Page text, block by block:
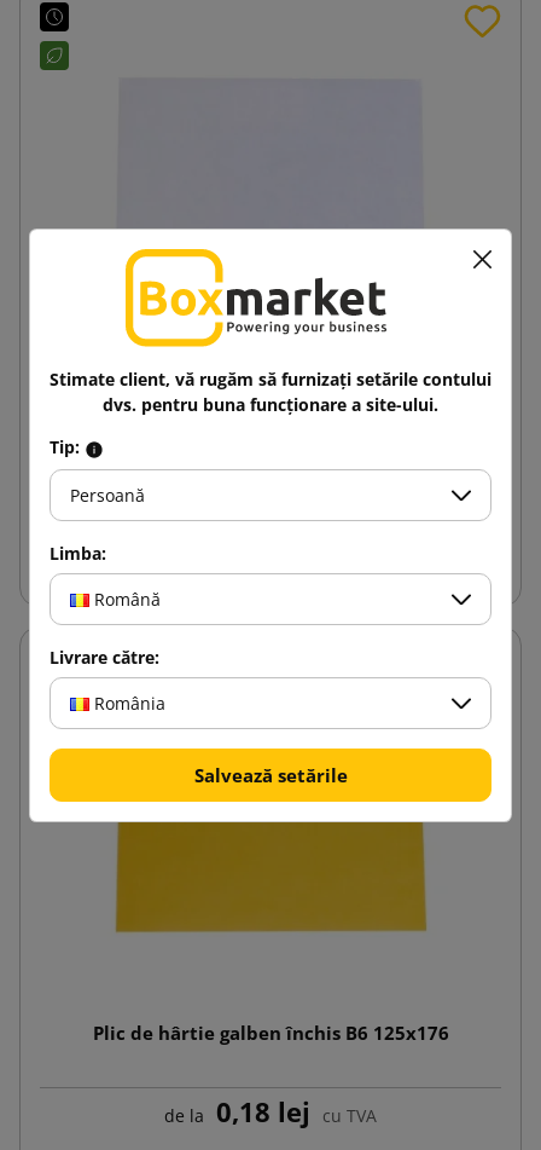
Plic alb de hârtie C6 114x162
de la 0,15 lej cu TVA
Plic de hârtie galben închis B6 125x176
de la 0,18 lej cu TVA
Stimate client, vă rugăm să furnizați setările contului
dvs. pentru buna funcționare a site-ului.
Tip:
Persoană
Limba:
Română
Livrare către:
România
Salvează setările